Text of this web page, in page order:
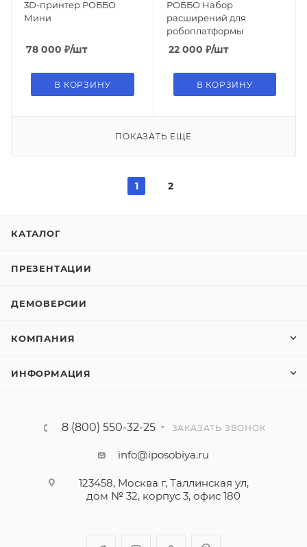
3D-принтер РОББО
Мини
78 000 ₽/шт
В КОРЗИНУ
РОББО Набор
расширений для
робоплатформы
22 000 ₽/шт
В КОРЗИНУ
ПОКАЗАТЬ ЕЩЕ
1 2
КАТАЛОГ
ПРЕЗЕНТАЦИИ
ДЕМОВЕРСИИ
КОМПАНИЯ
ИНФОРМАЦИЯ
8 (800) 550-32-25 ЗАКАЗАТЬ ЗВОНОК
info@iposobiya.ru
123458, Москва г, Таллинская ул,
дом № 32, корпус 3, офис 180